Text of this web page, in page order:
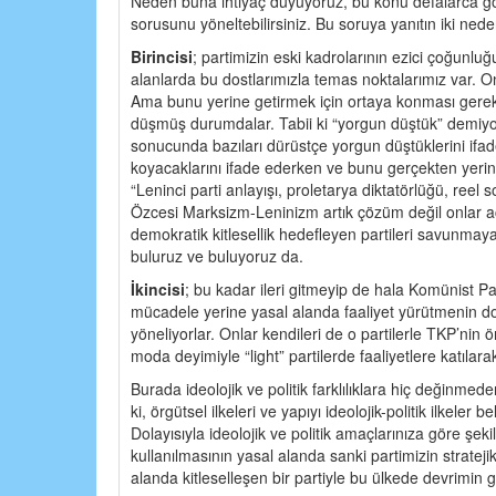
sorusunu yöneltebilirsiniz. Bu soruya yanıtın iki
Birincisi; partimizin eski kadrolarının ezici
alanlarda bu dostlarımızla temas noktalarımız
Ama bunu yerine getirmek için ortaya konması
düşmüş durumdalar. Tabii ki “yorgun düştük”
sonucunda bazıları dürüstçe yorgun düştüklerini
koyacaklarını ifade ederken ve bunu gerçekten
“Leninci parti anlayışı, proletarya diktatörlüğü, reel
Özcesi Marksizm-Leninizm artık çözüm değil onlar
demokratik kitlesellik hedefleyen partileri
buluruz ve buluyoruz da.
İkincisi; bu kadar ileri gitmeyip de hala Komünist
mücadele yerine yasal alanda faaliyet yürütmenin
yöneliyorlar. Onlar kendileri de o partilerle TKP’nin
moda deyimiyle “light” partilerde faaliyetlere
Burada ideolojik ve politik farklılıklara hiç
ki, örgütsel ilkeleri ve yapıyı ideolojik-politik ilkeler
Dolayısıyla ideolojik ve politik amaçlarınıza göre
kullanılmasının yasal alanda sanki partimizin
alanda kitleselleşen bir partiyle bu ülkede devrimin